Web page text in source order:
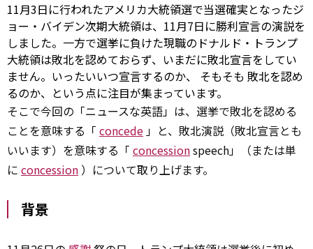
11月3日に行われたアメリカ大統領選で当選確実となったジ
ョー・バイデン次期大統領は、11月7日に勝利宣言の演説を
しました。一方で選挙に負けた現職のドナルド・トランプ
大統領は敗北を認めておらず、いまだに敗北宣言をしてい
ません。いったいいつ宣言するのか、 そもそも 敗北を認め
るのか、という点に注目が集まっています。
そこで今回の「ニュースな英語」は、選挙で敗北を認める
ことを意味する「 concede 」と、敗北演説（敗北宣言とも
いいます）を意味する「 concessionspeech」（または単
に concession ）について取り上げます。
背景